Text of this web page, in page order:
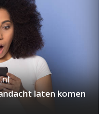
laten komen